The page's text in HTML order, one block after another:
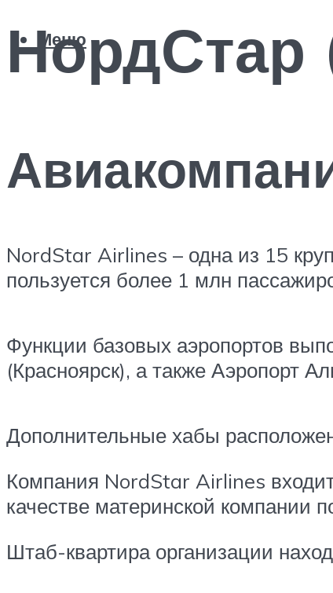
Меню
НордСтар
NordStar Airlines – одна из 15
пользуется более 1 млн
Функции базовых аэропортов
(Красноярск), а также Аэропорт
Дополнительные хабы
Компания NordStar Airlines
качестве материнской компании
Штаб-квартира организации